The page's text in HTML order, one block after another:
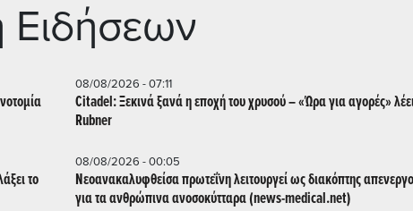
Ειδήσεων
08/08/2026 - 07:11
Citadel: Ξεκινά ξανά η εποχή του χρυσού – «Ώρα για αγορές»
Rubner
το
08/08/2026 - 00:05
Νεοανακαλυφθείσα πρωτεΐνη λειτουργεί ως διακόπτης
για τα ανθρώπινα ανοσοκύτταρα (news-medical.net)